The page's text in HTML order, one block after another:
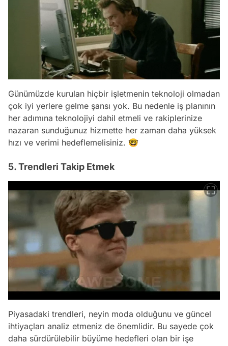
Günümüzde kurulan hiçbir işletmenin teknoloji olmadan
çok iyi yerlere gelme şansı yok. Bu nedenle iş planının
her adımına teknolojiyi dahil etmeli ve rakiplerinize
nazaran sunduğunuz hizmette her zaman daha yüksek
hızı ve verimi hedeflemelisiniz. 🤓
5. Trendleri Takip Etmek
Piyasadaki trendleri, neyin moda olduğunu ve güncel
ihtiyaçları analiz etmeniz de önemlidir. Bu sayede çok
daha sürdürülebilir büyüme hedefleri olan bir işe